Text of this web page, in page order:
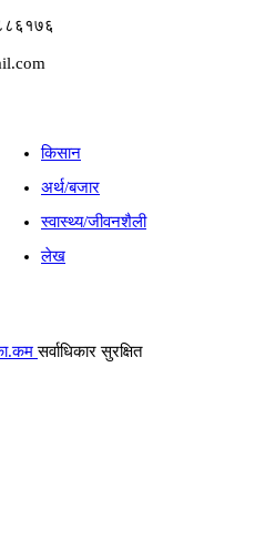
किसान
अर्थ/बजार
स्वास्थ्य/जीवनशैली
लेख
सर्वाधिकार सुरक्षित